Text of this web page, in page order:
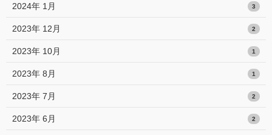
2024年 1月 3
2023年 12月 2
2023年 10月 1
2023年 8月 1
2023年 7月 2
2023年 6月 2